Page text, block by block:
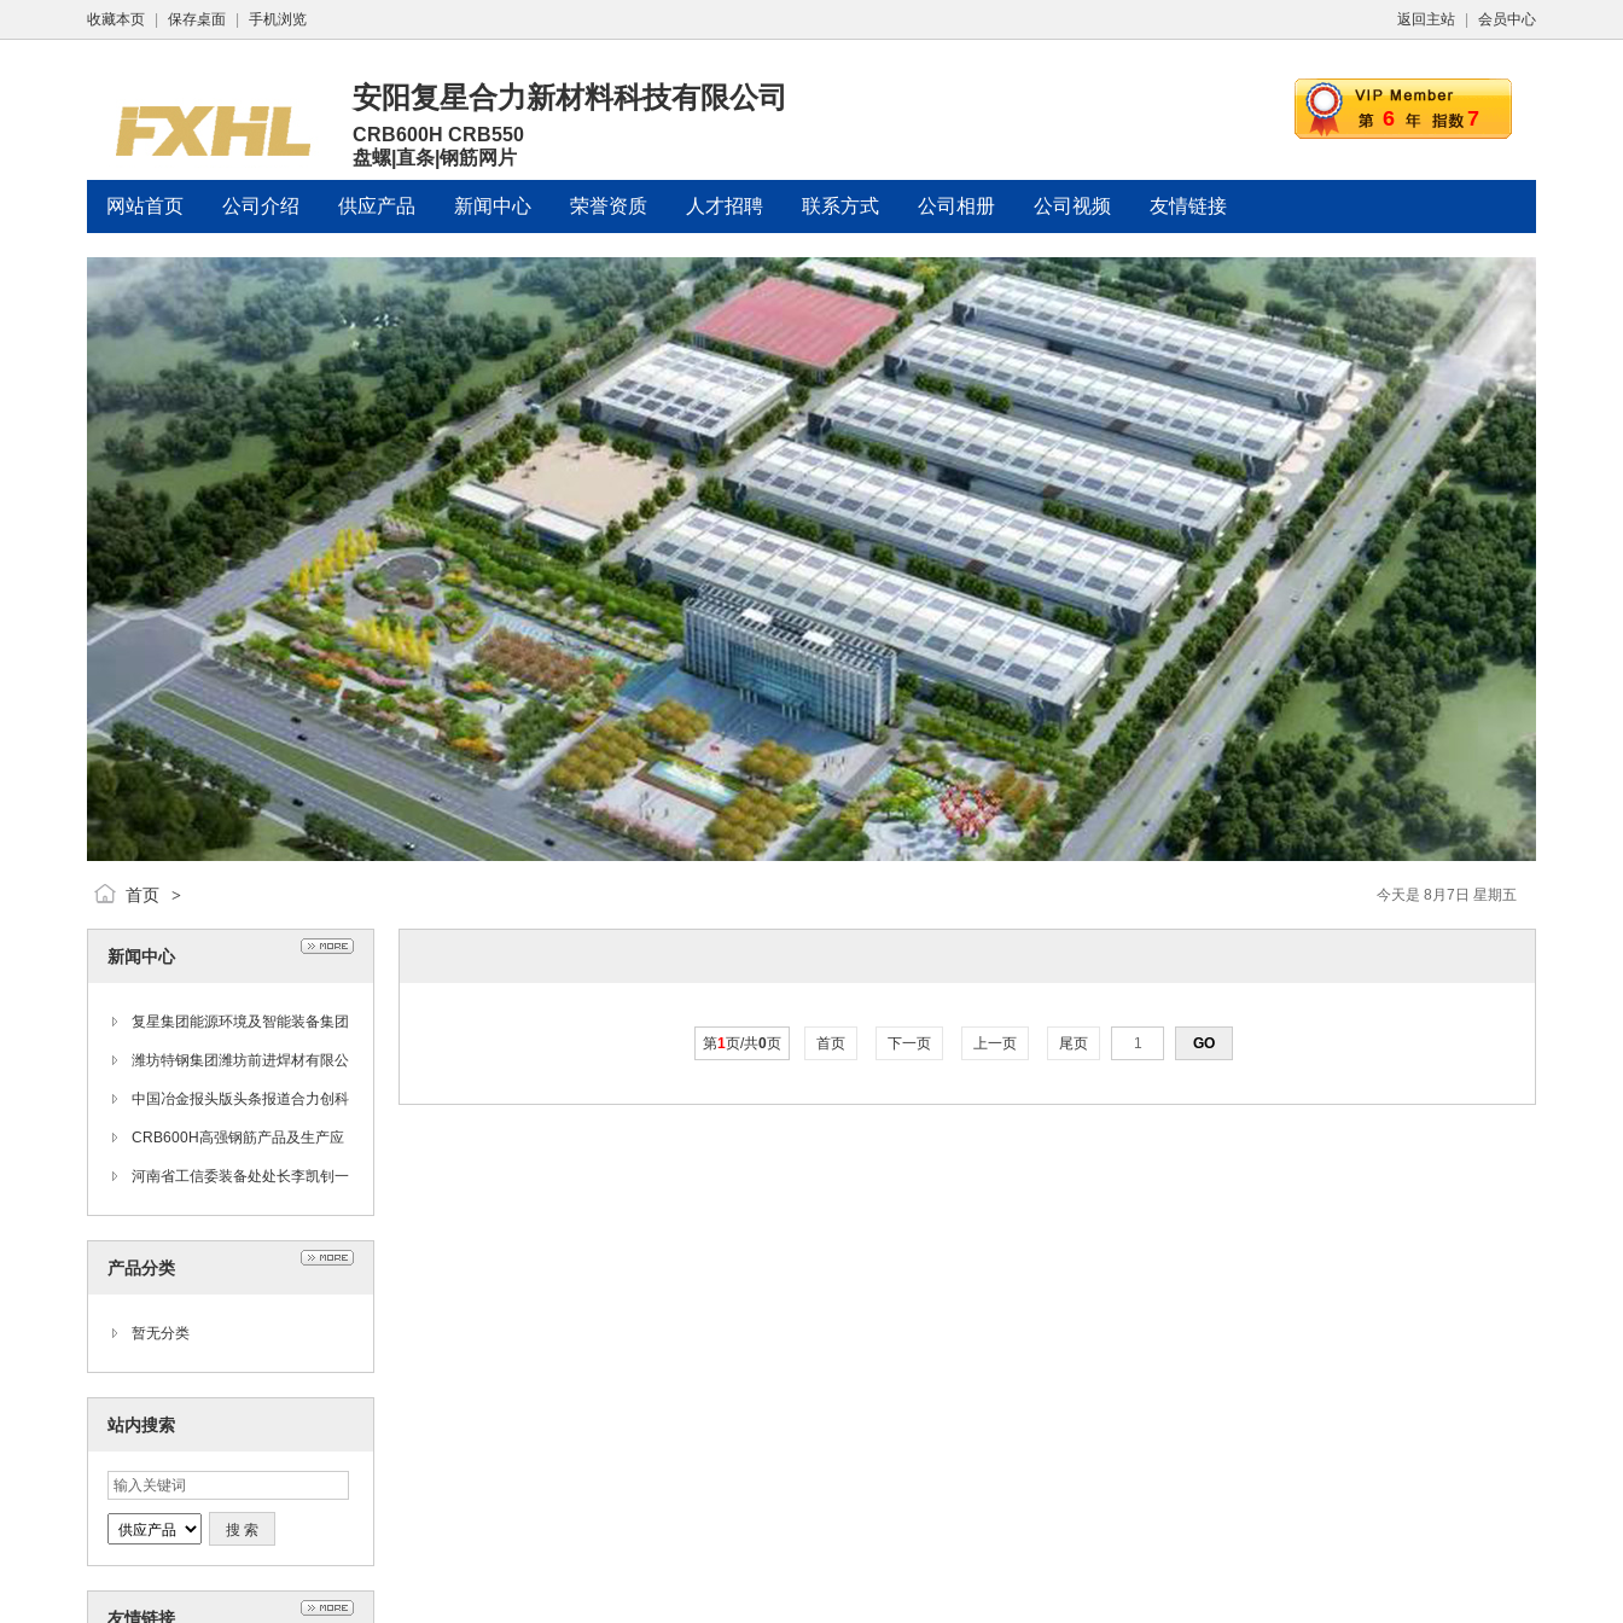
返回主站 会员中心
收藏本页 保存桌面 手机浏览
6 7
安阳复星合力新材料科技有限公司
CRB600H CRB550
盘螺|直条|钢筋网片
网站首页 公司介绍 供应产品 新闻中心 荣誉资质 人才招聘 联系方式 公司相册 公司视频 友情链接
今天是 8月7日 星期五
首页 >
新闻中心
复星集团能源环境及智能装备集团
执行总经理徐兴一行到合力公司参
观考察
潍坊特钢集团潍坊前进焊材有限公
司吴云华厂长一行到合力公司考察
中国冶金报头版头条报道合力创科
CRB600H高强钢筋产品及生产应
用技术交流会在合力公司召开
河南省工信委装备处处长李凯钊一
行到合力公司调研
产品分类
暂无分类
站内搜索
友情链接
第1页/共0页 首页 下一页 上一页 尾页